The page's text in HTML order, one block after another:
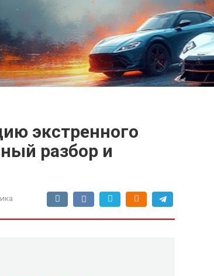
экстренного
разбор и